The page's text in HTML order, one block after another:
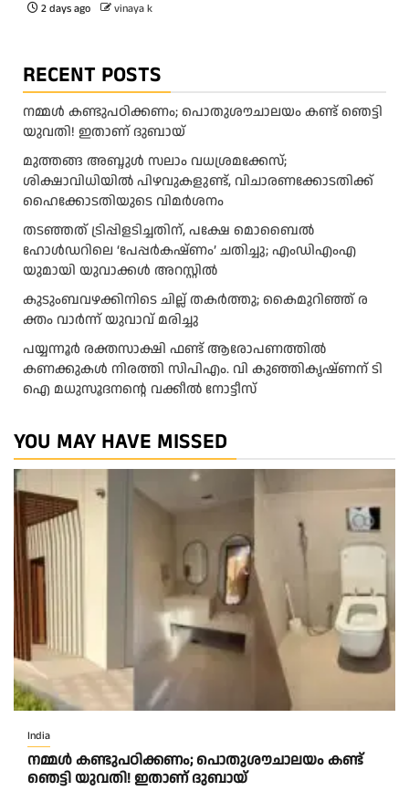
2 days ago vinaya k
RECENT POSTS
നമ്മൾ കണ്ടുപഠിക്കണം; പൊതുശൗചാലയം കണ്ട് ഞെട്ടി
യുവതി! ഇതാണ് ദുബായ്
മുത്തങ്ങ അബ്ദുള്‍ സലാം വധശ്രമക്കേസ്;
ശിക്ഷാവിധിയില്‍ പിഴവുകളുണ്ട്, വിചാരണക്കോടതിക്ക്
ഹൈക്കോടതിയുടെ വിമര്‍ശനം
തടഞ്ഞത് ട്രിപ്പിളടിച്ചതിന്, പക്ഷേ മൊബൈൽ
ഹോൾഡറിലെ ‘പേപ്പർകഷ്ണം’ ചതിച്ചു; എംഡിഎംഎ
യുമായി യുവാക്കൾ അറസ്റ്റിൽ
കു​ടും​ബ​വ​ഴ​ക്കി​നി​ടെ ചി​ല്ല് ത​ക​ർ​ത്തു; കൈ​മു​റി​ഞ്ഞ് ര​
ക്തം വാ​ർ​ന്ന് യു​വാ​വ് മ​രി​ച്ചു
പയ്യന്നൂർ രക്തസാക്ഷി ഫണ്ട് ആരോപണത്തിൽ
കണക്കുകൾ നിരത്തി സിപിഎം. വി കുഞ്ഞികൃഷ്ണന് ടി
ഐ മധുസൂദനൻ്റെ വക്കീൽ നോട്ടീസ്
YOU MAY HAVE MISSED
India
നമ്മൾ കണ്ടുപഠിക്കണം; പൊതുശൗചാലയം കണ്ട്
ഞെട്ടി യുവതി! ഇതാണ് ദുബായ്